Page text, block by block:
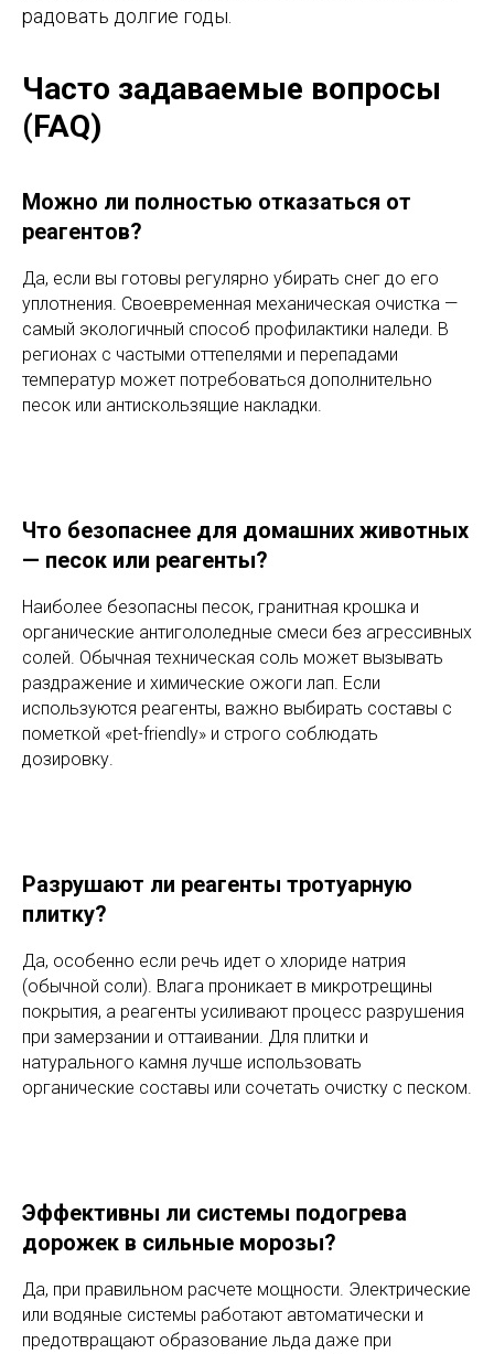
радовать долгие годы.
Часто задаваемые вопросы
(FAQ)
Можно ли полностью отказаться от
реагентов?
Да, если вы готовы регулярно убирать снег до его
уплотнения. Своевременная механическая очистка —
самый экологичный способ профилактики наледи. В
регионах с частыми оттепелями и перепадами
температур может потребоваться дополнительно
песок или антискользящие накладки.
Что безопаснее для домашних животных
— песок или реагенты?
Наиболее безопасны песок, гранитная крошка и
органические антигололедные смеси без агрессивных
солей. Обычная техническая соль может вызывать
раздражение и химические ожоги лап. Если
используются реагенты, важно выбирать составы с
пометкой «pet-friendly» и строго соблюдать
дозировку.
Разрушают ли реагенты тротуарную
плитку?
Да, особенно если речь идет о хлориде натрия
(обычной соли). Влага проникает в микротрещины
покрытия, а реагенты усиливают процесс разрушения
при замерзании и оттаивании. Для плитки и
натурального камня лучше использовать
органические составы или сочетать очистку с песком.
Эффективны ли системы подогрева
дорожек в сильные морозы?
Да, при правильном расчете мощности. Электрические
или водяные системы работают автоматически и
предотвращают образование льда даже при